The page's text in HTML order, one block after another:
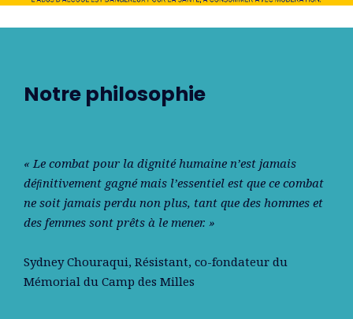
Notre philosophie
« Le combat pour la dignité humaine n’est jamais
déﬁnitivement gagné mais l’essentiel est que ce combat
ne soit jamais perdu non plus, tant que des hommes et
des femmes sont prêts à le mener. »
Sydney Chouraqui, Résistant, co-fondateur du
Mémorial du Camp des Milles